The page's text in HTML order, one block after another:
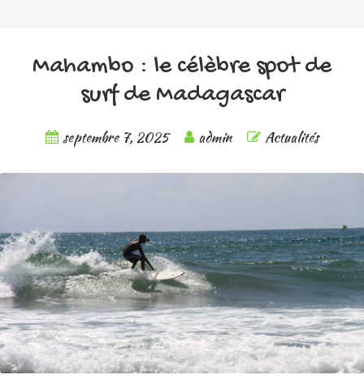
Mahambo : le célèbre spot de
surf de Madagascar
septembre 7, 2025 admin Actualités